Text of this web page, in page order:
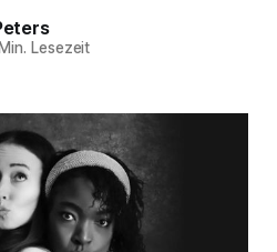
Lesezeit